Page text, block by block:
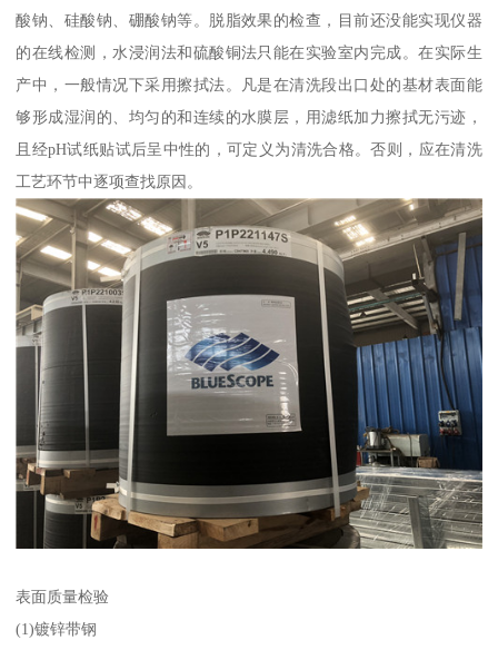
酸钠、硅酸钠、硼酸钠等。脱脂效果的检查，目前还没能实现仪器
的在线检测，水浸润法和硫酸铜法只能在实验室内完成。在实际生
产中，一般情况下采用擦拭法。凡是在清洗段出口处的基材表面能
够形成湿润的、均匀的和连续的水膜层，用滤纸加力擦拭无污迹，
且经pH试纸贴试后呈中性的，可定义为清洗合格。否则，应在清洗
工艺环节中逐项查找原因。
表面质量检验
(1)镀锌带钢